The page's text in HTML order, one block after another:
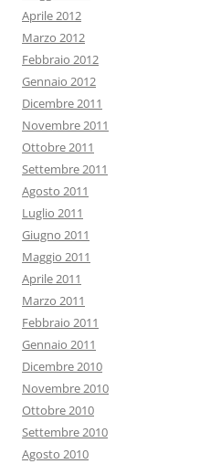
Aprile 2012
Marzo 2012
Febbraio 2012
Gennaio 2012
Dicembre 2011
Novembre 2011
Ottobre 2011
Settembre 2011
Agosto 2011
Luglio 2011
Giugno 2011
Maggio 2011
Aprile 2011
Marzo 2011
Febbraio 2011
Gennaio 2011
Dicembre 2010
Novembre 2010
Ottobre 2010
Settembre 2010
Agosto 2010